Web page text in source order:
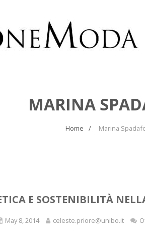
MARINA
Home Marina
E SOSTENIBILITÀ
May 8, 2014 celeste.priore@unibo.it